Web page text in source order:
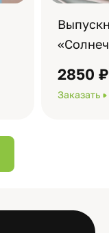
2850 ₽
Заказать